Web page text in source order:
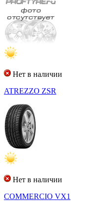
Нет в наличии
ATREZZO ZSR
Нет в наличии
COMMERCIO VX1